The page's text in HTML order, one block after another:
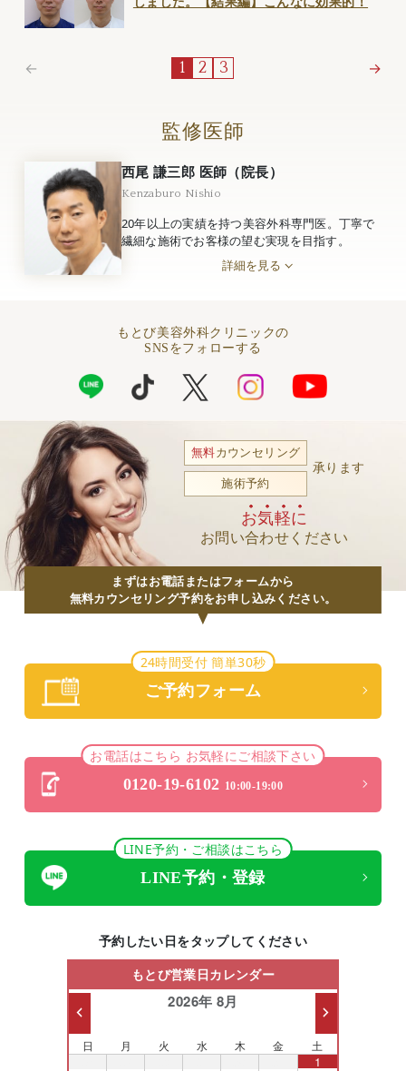
← 1 2 3 →
監修医師
西尾 謙三郎 医師（院長）
Kenzaburo Nishio
20年以上の実績を持つ美容外科専門医。丁寧で
繊細な施術でお客様の望む実現を目指す。
詳細を見る
もとび美容外科クリニックの
SNSをフォローする
無料カウンセリング
施術予約
承ります
お気軽に
お問い合わせください
まずはお電話またはフォームから
無料カウンセリング予約をお申し込みください。
24時間受付 簡単30秒
ご予約フォーム
お電話はこちら お気軽にご相談下さい
0120-19-6102 10:00-19:00
LINE予約・ご相談はこちら
LINE予約・登録
予約したい日をタップしてください
もとび営業日カレンダー
2026年 8月
日 月 火 水 木 金 土
1